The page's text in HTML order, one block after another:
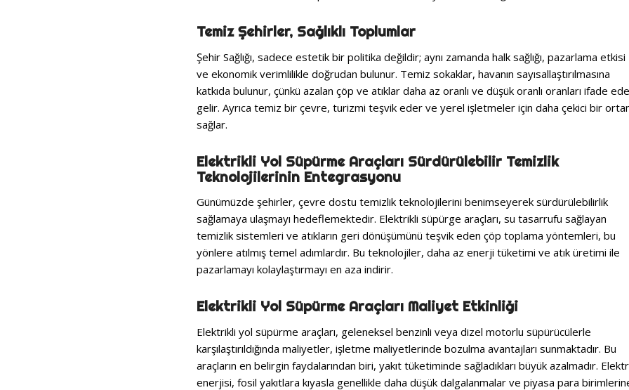
Temiz Şehirler, Sağlıklı Toplumlar
Şehir Sağlığı, sadece estetik bir politika değildir; aynı zamanda halk sağlığı, pazarlama etkisi
ve ekonomik verimlilikle doğrudan bulunur. Temiz sokaklar, havanın sayısallaştırılmasına
katkıda bulunur, çünkü azalan çöp ve atıklar daha az oranlı ve düşük oranlı oranları ifade
gelir. Ayrıca temiz bir çevre, turizmi teşvik eder ve yerel işletmeler için daha çekici bir
sağlar.
Elektrikli Yol Süpürme Araçları Sürdürülebilir Temizlik
Teknolojilerinin Entegrasyonu
Günümüzde şehirler, çevre dostu temizlik teknolojilerini benimseyerek sürdürülebilirlik
sağlamaya ulaşmayı hedeflemektedir. Elektrikli süpürge araçları, su tasarrufu sağlayan
temizlik sistemleri ve atıkların geri dönüşümünü teşvik eden çöp toplama yöntemleri, bu
yönlere atılmış temel adımlardır. Bu teknolojiler, daha az enerji tüketimi ve atık üretimi ile
pazarlamayı kolaylaştırmayı en aza indirir.
Elektrikli Yol Süpürme Araçları Maliyet Etkinliği
Elektrikli yol süpürme araçları, geleneksel benzinli veya dizel motorlu süpürücülerle
karşılaştırıldığında maliyetler, işletme maliyetlerinde bozulma avantajları sunmaktadır. Bu
araçların en belirgin faydalarından biri, yakıt tüketiminde sağladıkları büyük azalmadır.
enerjisi, fosil yakıtlara kıyasla genellikle daha düşük dalgalanmalar ve piyasa para